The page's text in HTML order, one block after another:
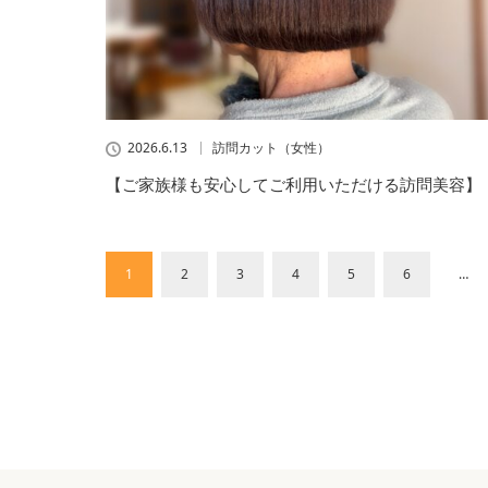
2026.6.13 訪問カット（女性）
【ご家族様も安心してご利用いただける訪問美容】
1 2 3 4 5 6 …